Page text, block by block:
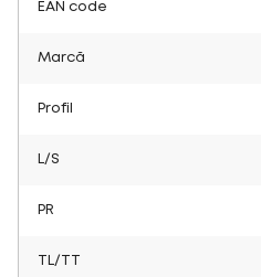
EAN code
Marcă
Profil
L/S
PR
TL/TT